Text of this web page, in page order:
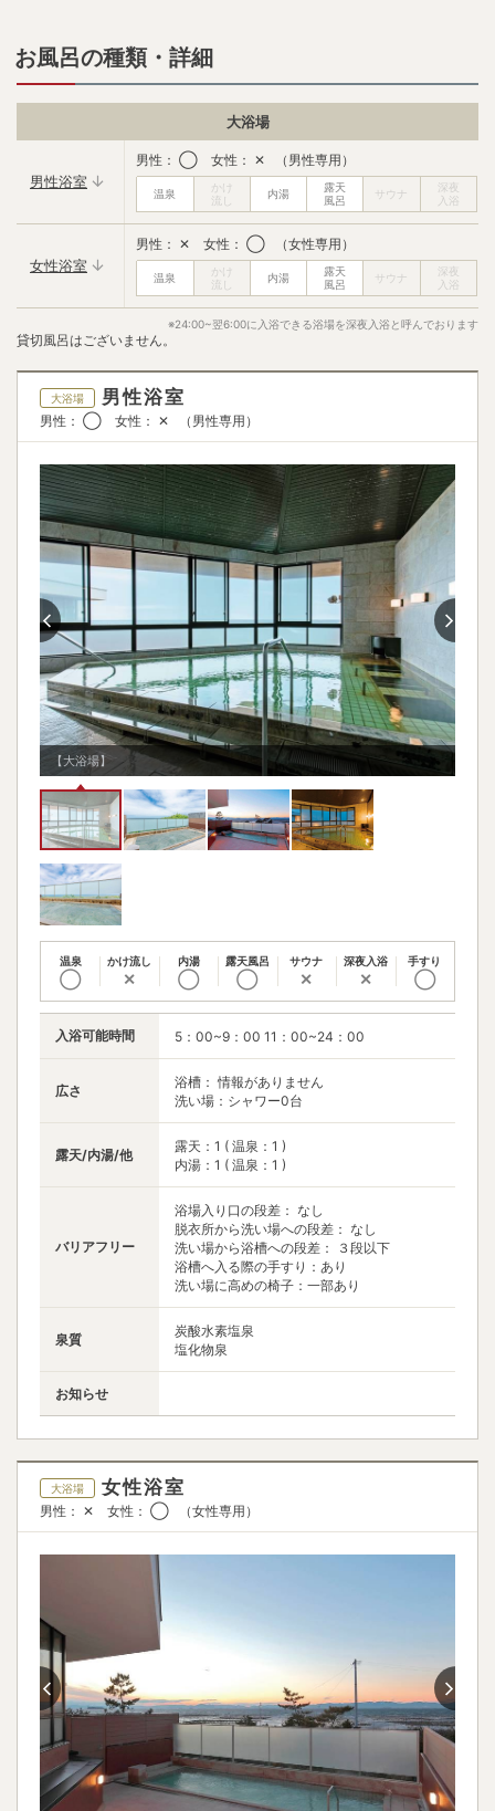
保湿液・乳液
シャワーキャップ コットン
✕
ドライヤー
✕
綿棒
✕
歯ブラシ
✕
フェイスタオル
✕
バスタオル 飲み物サービス
ベビーベッド
お風呂の種類・詳細
大浴場
男性浴室
男性： ◯ 女性： ✕ （男性専用）
女性浴室
男性： ✕ 女性： ◯ （女性専用）
※24:00~翌6:00に入浴できる浴場を深夜入浴と呼んでおります
貸切風呂はございません。
大浴場 男性浴室
男性： ◯ 女性： ✕ （男性専用）
【大浴場】
温泉
◯
かけ流し
✕
内湯
◯
露天風呂
◯
サウナ
✕
深夜入浴
✕
手すり
◯
入浴可能時間 5：00~9：00 11：00~24：00
広さ
浴槽： 情報がありません
洗い場：シャワー0台
露天/内湯/他
露天：1 ( 温泉：1 )
内湯：1 ( 温泉：1 )
バリアフリー
浴場入り口の段差： なし
脱衣所から洗い場への段差： なし
洗い場から浴槽への段差： ３段以下
浴槽へ入る際の手すり：あり
洗い場に高めの椅子：一部あり
泉質
炭酸水素塩泉
塩化物泉
お知らせ
大浴場 女性浴室
男性： ✕ 女性： ◯ （女性専用）